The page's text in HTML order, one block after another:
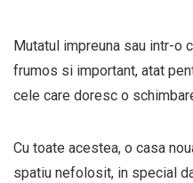
Mutatul impreuna sau intr-o
frumos si important, atat
cele care doresc o
Cu toate acestea, o casa
spatiu nefolosit, in special